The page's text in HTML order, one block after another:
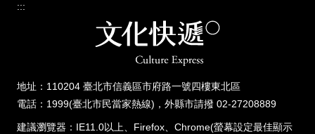
:::
地址：110204 臺北市信義區市府路一號四樓東北區
電話：1999(臺北市民當家熱線)，外縣市請撥 02-27208889
建議瀏覽器：IE11.0以上、Firefox、Chrome(螢幕設定最佳顯示